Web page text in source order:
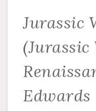
Jurassic
(Jurassic
Edwards